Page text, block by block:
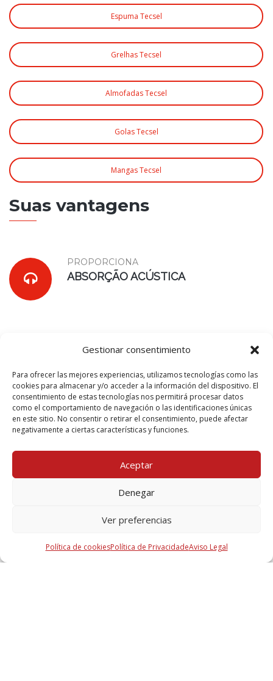
Gestionar consentimiento
Para ofrecer las mejores experiencias, utilizamos tecnologías como las
cookies para almacenar y/o acceder a la información del dispositivo. El
consentimiento de estas tecnologías nos permitirá procesar datos
como el comportamiento de navegación o las identificaciones únicas
en este sitio. No consentir o retirar el consentimiento, puede afectar
negativamente a ciertas características y funciones.
Aceptar
Denegar
Ver preferencias
Política de cookiesPolítica de PrivacidadeAviso Legal
Espuma Tecsel
Grelhas Tecsel
Almofadas Tecsel
Golas Tecsel
Mangas Tecsel
Suas vantagens
PROPORCIONA
ABSORÇÃO ACÚSTICA
PROPORCIONA
PROTEÇÃO CONTRA O FOGO
Documentos do produto